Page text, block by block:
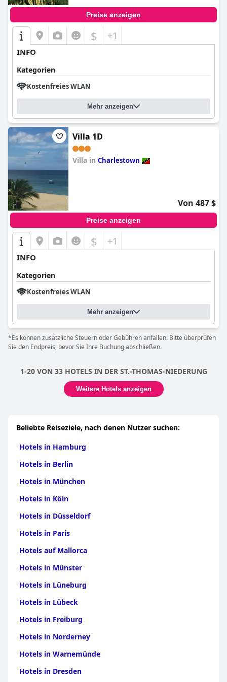
Preise anzeigen
$ +1
INFO
Kategorien
Kostenfreies WLAN
Mehr anzeigen
Villa 1D
Villa in Charlestown
Von 487 $
Preise anzeigen
$ +1
INFO
Kategorien
Kostenfreies WLAN
Mehr anzeigen
*Es können zusätzliche Steuern oder Gebühren anfallen. Bitte überprüfen
Sie den Endpreis, bevor Sie Ihre Buchung abschließen.
1-20 VON 33 HOTELS IN DER ST.-THOMAS-NIEDERUNG
Weitere Hotels anzeigen
Beliebte Reiseziele, nach denen Nutzer suchen:
Hotels in Hamburg
Hotels in Berlin
Hotels in München
Hotels in Köln
Hotels in Düsseldorf
Hotels in Paris
Hotels auf Mallorca
Hotels in Münster
Hotels in Lüneburg
Hotels in Lübeck
Hotels in Freiburg
Hotels in Norderney
Hotels in Warnemünde
Hotels in Dresden